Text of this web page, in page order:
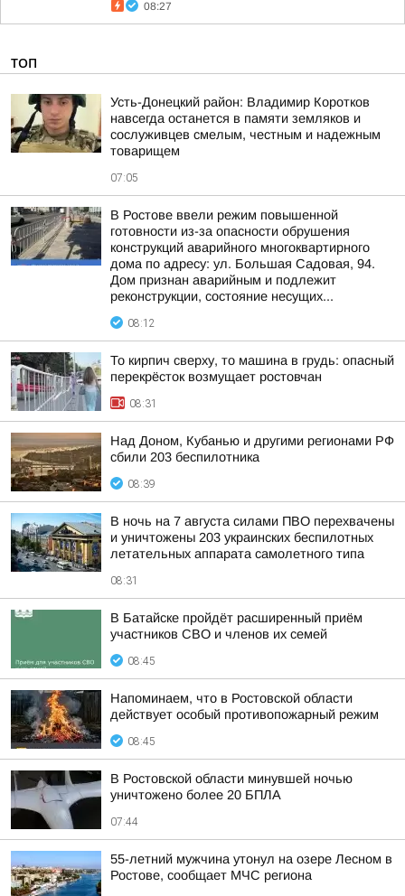
08:27
ТОП
Усть-Донецкий район: Владимир Коротков
навсегда останется в памяти земляков и
сослуживцев смелым, честным и надежным
товарищем
07:05
В Ростове ввели режим повышенной
готовности из-за опасности обрушения
конструкций аварийного многоквартирного
дома по адресу: ул. Большая Садовая, 94.
Дом признан аварийным и подлежит
реконструкции, состояние несущих...
08:12
То кирпич сверху, то машина в грудь: опасный
перекрёсток возмущает ростовчан
08:31
Над Доном, Кубанью и другими регионами РФ
сбили 203 беспилотника
08:39
В ночь на 7 августа силами ПВО перехвачены
и уничтожены 203 украинских беспилотных
летательных аппарата самолетного типа
08:31
В Батайске пройдёт расширенный приём
участников СВО и членов их семей
08:45
Напоминаем, что в Ростовской области
действует особый противопожарный режим
08:45
В Ростовской области минувшей ночью
уничтожено более 20 БПЛА
07:44
55-летний мужчина утонул на озере Лесном в
Ростове, сообщает МЧС региона